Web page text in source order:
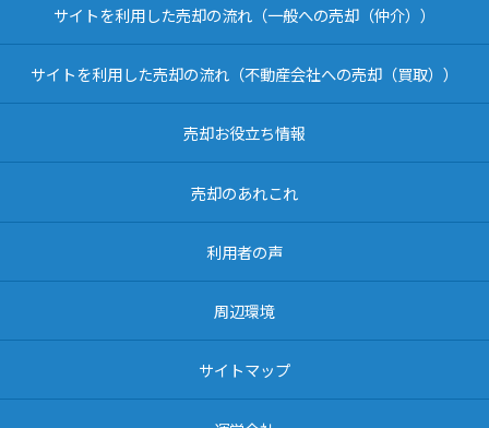
サイトを利用した売却の流れ（一般への売却（仲介））
サイトを利用した売却の流れ（不動産会社への売却（買取））
売却お役立ち情報
売却のあれこれ
利用者の声
周辺環境
サイトマップ